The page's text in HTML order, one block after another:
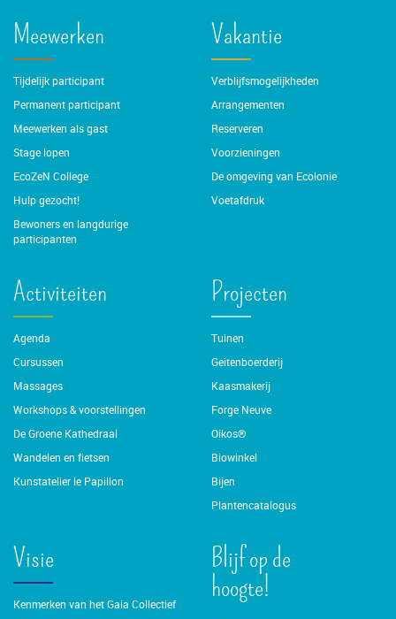
Meewerken
Tijdelijk participant
Permanent participant
Meewerken als gast
Stage lopen
EcoZeN College
Hulp gezocht!
Bewoners en langdurige
participanten
Vakantie
Verblijfsmogelijkheden
Arrangementen
Reserveren
Voorzieningen
De omgeving van Ecolonie
Voetafdruk
Activiteiten
Agenda
Cursussen
Massages
Workshops & voorstellingen
De Groene Kathedraal
Wandelen en fietsen
Kunstatelier le Papillon
Projecten
Tuinen
Geitenboerderij
Kaasmakerij
Forge Neuve
Oikos®
Biowinkel
Bijen
Plantencatalogus
Visie
Kenmerken van het Gaia Collectief
Blijf op de
hoogte!